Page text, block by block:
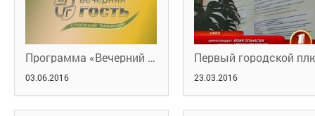
Программа «Вечерний гость» с Натальей Тычинской
03.06.2016 23.03.2016